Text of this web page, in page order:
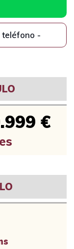
por teléfono -
€